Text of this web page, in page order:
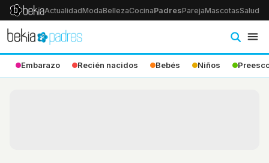
ActualidadModaBellezaCocinaPadresParejaMascotasSalud
Embarazo Recién nacidos Bebés Niños